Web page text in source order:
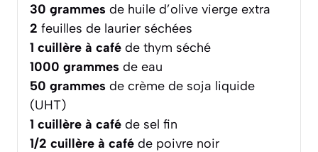
30 grammes de huile d’olive vierge extra
2 feuilles de laurier séchées
1 cuillère à café de thym séché
1000 grammes de eau
50 grammes de crème de soja liquide
(UHT)
1 cuillère à café de sel fin
1/2 cuillère à café de poivre noir